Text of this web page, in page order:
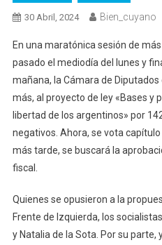
30 Abril, 2024 Bien_cuyano
En una maratónica sesión de
pasado el mediodía del lunes y
mañana, la Cámara de
más, al proyecto de ley «Bases y
libertad de los argentinos» por
negativos. Ahora, se vota
más tarde, se buscará la
fiscal.
Quienes se opusieron a la
Frente de Izquierda, los
y Natalia de la Sota. Por su parte,